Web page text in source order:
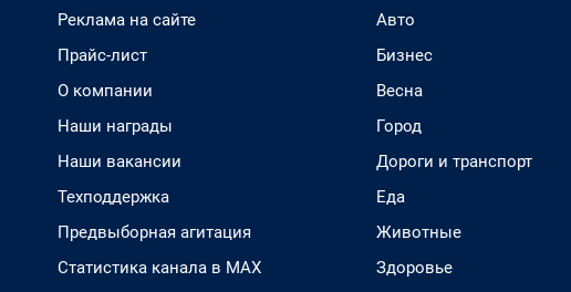
Реклама на сайте
Прайс-лист
О компании
Наши награды
Наши вакансии
Техподдержка
Предвыборная агитация
Статистика канала в MAX
Авто
Бизнес
Весна
Город
Дороги и транспорт
Еда
Животные
Здоровье